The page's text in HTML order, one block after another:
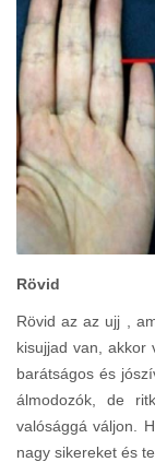
Rövid
Rövid az az ujj ,
kisujjad van, akkor
barátságos és
álmodozók, de
valósággá váljon.
nagy sikereket és